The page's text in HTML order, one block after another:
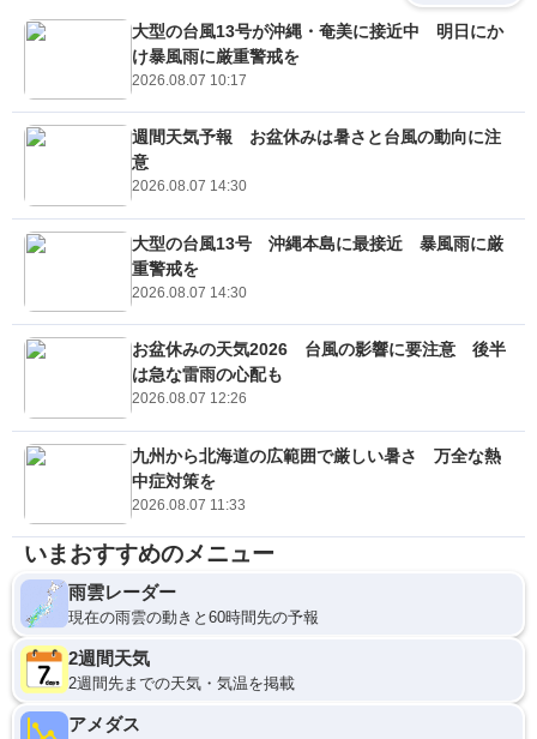
大型の台風13号が沖縄・奄美に接近中 明日にか
け暴風雨に厳重警戒を
2026.08.07 10:17
週間天気予報 お盆休みは暑さと台風の動向に注
意
2026.08.07 14:30
大型の台風13号 沖縄本島に最接近 暴風雨に厳
重警戒を
2026.08.07 14:30
お盆休みの天気2026 台風の影響に要注意 後半
は急な雷雨の心配も
2026.08.07 12:26
九州から北海道の広範囲で厳しい暑さ 万全な熱
中症対策を
2026.08.07 11:33
いまおすすめのメニュー
雨雲レーダー
現在の雨雲の動きと60時間先の予報
2週間天気
2週間先までの天気・気温を掲載
アメダス